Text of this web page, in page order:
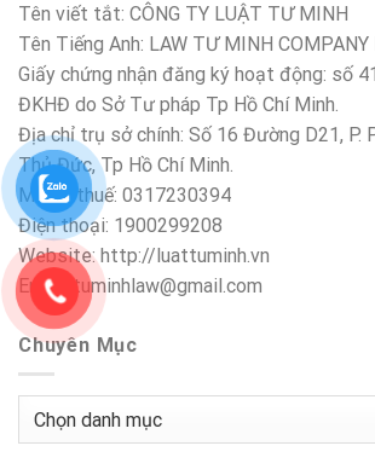
Tên viết tắt: CÔNG TY LUẬT TƯ MINH
Tên Tiếng Anh: LAW TƯ MINH
Giấy chứng nhận đăng ký hoạt động: số
ĐKHĐ do Sở Tư pháp Tp Hồ Chí Minh.
Địa chỉ trụ sở chính: Số 16 Đường D21, P.
Thủ Đức, Tp Hồ Chí Minh.
Mã số thuế: 0317230394
Điện thoại: 1900299208
Website: http://luattuminh.vn
Email: tuminhlaw@gmail.com
Chuyên Mục
Chuyên